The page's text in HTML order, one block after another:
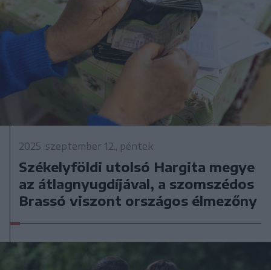
2025. szeptember 12., péntek
Székelyföldi utolsó Hargita megye
az átlagnyugdíjával, a szomszédos
Brassó viszont országos élmezőny